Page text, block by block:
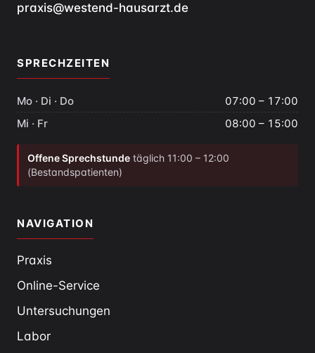
praxis@westend-hausarzt.de
SPRECHZEITEN
Mo · Di · Do
07:00 – 17:00
Mi · Fr
08:00 – 15:00
Offene Sprechstunde täglich 11:00 – 12:00
(Bestandspatienten)
NAVIGATION
Praxis
Online-Service
Untersuchungen
Labor